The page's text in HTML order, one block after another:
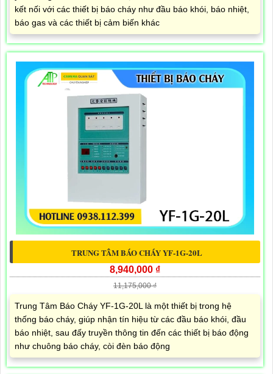
kết nối với các thiết bị báo cháy như đầu báo khói, báo nhiệt,
báo gas và các thiết bị cảm biến khác
TRUNG TÂM BÁO CHÁY YF-1G-20L
8,940,000 ₫
11,175,000 ₫
Trung Tâm Báo Cháy YF-1G-20L là một thiết bị trong hệ
thống báo cháy, giúp nhận tín hiệu từ các đầu báo khói, đầu
báo nhiệt, sau đấy truyền thông tin đến các thiết bị báo động
như chuông báo cháy, còi đèn báo động